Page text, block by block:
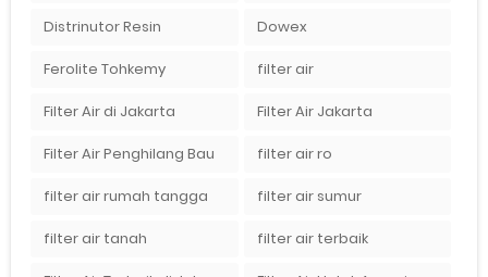
Distrinutor Resin Dowex
Ferolite Tohkemy filter air
Filter Air di Jakarta Filter Air Jakarta
Filter Air Penghilang Bau filter air ro
filter air rumah tangga filter air sumur
filter air tanah filter air terbaik